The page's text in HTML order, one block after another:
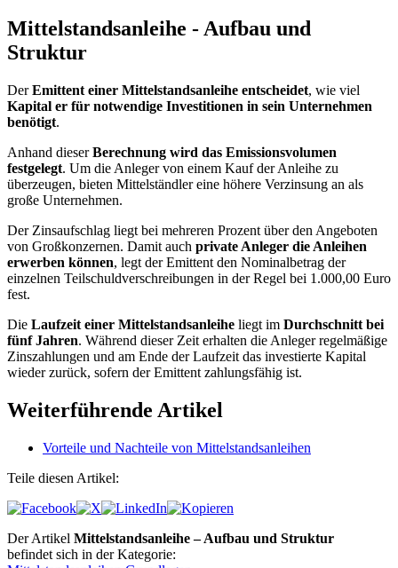
Mittelstandsanleihe - Aufbau und
Struktur
DerEmittent einer Mittelstandsanleihe entscheidet, wie viel
Kapital er für notwendige Investitionen in sein Unternehmen
benötigt.
Anhand dieserBerechnung wird das Emissionsvolumen
festgelegt. Um die Anleger von einem Kauf der Anleihe zu
überzeugen, bieten Mittelständler eine höhere Verzinsung an als
große Unternehmen.
Der Zinsaufschlag liegt bei mehreren Prozent über den Angeboten
von Großkonzernen. Damit auch private Anleger die Anleihen
erwerben können, legt der Emittent den Nominalbetrag der
einzelnen Teilschuldverschreibungen in der Regel bei 1.000,00 Euro
fest.
Die Laufzeit einer Mittelstandsanleihe liegt im Durchschnitt bei
fünf Jahren. Während dieser Zeit erhalten die Anleger regelmäßige
Zinszahlungen und am Ende der Laufzeit das investierte Kapital
wieder zurück, sofern der Emittent zahlungsfähig ist.
Weiterführende Artikel
Vorteile und Nachteile von Mittelstandsanleihen
Teile diesen Artikel:
Der Artikel Mittelstandsanleihe – Aufbau und Struktur
befindet sich in der Kategorie: